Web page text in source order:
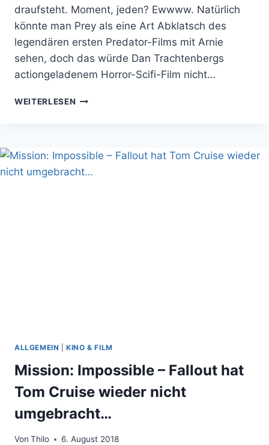
draufsteht. Moment, jeden? Ewwww. Natürlich
könnte man Prey als eine Art Abklatsch des
legendären ersten Predator-Films mit Arnie
sehen, doch das würde Dan Trachtenbergs
actiongeladenem Horror-Scifi-Film nicht…
WEITERLESEN PREY:
ALLGEMEIN |KINO & FILM
Mission: Impossible – Fallout hat
Tom Cruise wieder nicht
umgebracht…
Von Thilo 6. August 2018